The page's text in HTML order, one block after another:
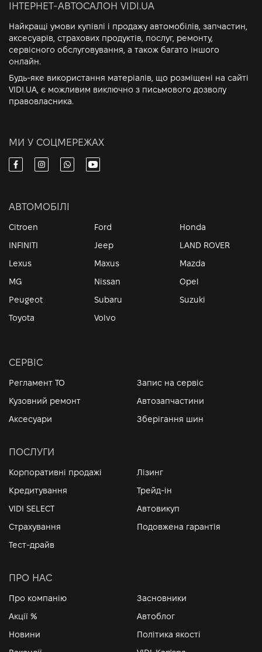
ІНТЕРНЕТ-АВТОСАЛОН VIDI.UA
Найкращі умови купівлі і продажу автомобілів, запчастин,
аксесуарів, страхових продуктів, послуг, ремонту,
сервісного обслуговування, а також багато іншого
онлайн.
Будь-яке використання матеріалів, що розміщені на сайті
VIDI.UA, є можливим виключно з письмового дозволу
правовласника.
МИ У СОЦМЕРЕЖАХ
АВТОМОБІЛІ
Citroen Ford
Honda
INFINITI
Jeep
LAND ROVER
Lexus
Maxus
Mazda
MG
Nissan
Opel
Peugeot
Subaru
Suzuki
Toyota
Volvo
СЕРВІС
Регламент ТО
Запис на сервіс
Кузовний ремонт
Автозапчастини
Аксесуари
Зберігання шин
ПОСЛУГИ
Корпоративні продажі
Лізинг
Кредитування
Трейд-ін
VIDI SELECT
Автовикуп
Страхування
Подовжена гарантія
Тест-драйв
ПРО НАС
Про компанію
Засновники
Акції %
Автоблог
Новини
Політика якості